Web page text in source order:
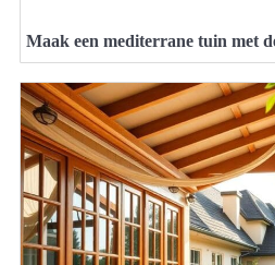
Maak een mediterrane tuin met